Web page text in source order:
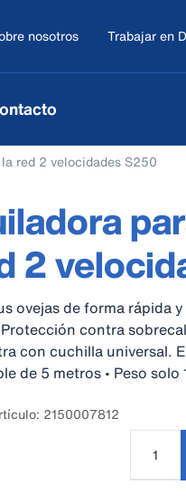
nosotros Trabajar en
red 2 velocidades S250
2
ovejas de forma rápida
contra
con cuchilla universal.
de 5 metros • Peso solo
2150007812